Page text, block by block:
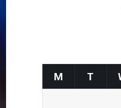
M T